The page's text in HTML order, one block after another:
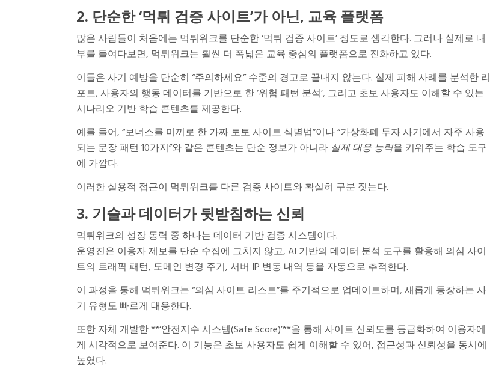
2. 단순한 ‘먹튀 검증 사이트’가 아닌, 교육 플랫폼
많은 사람들이 처음에는 먹튀위크를 단순한 ‘먹튀 검증 사이트’ 정도로 생각한다. 그러나 실제로 내
부를 들여다보면, 먹튀위크는 훨씬 더 폭넓은 교육 중심의 플랫폼으로 진화하고 있다.
이들은 사기 예방을 단순히 “주의하세요” 수준의 경고로 끝내지 않는다. 실제 피해 사례를 분석한 리
포트, 사용자의 행동 데이터를 기반으로 한 ‘위험 패턴 분석’, 그리고 초보 사용자도 이해할 수 있는
시나리오 기반 학습 콘텐츠를 제공한다.
예를 들어, “보너스를 미끼로 한 가짜 토토 사이트 식별법”이나 “가상화폐 투자 사기에서 자주 사용
되는 문장 패턴 10가지”와 같은 콘텐츠는 단순 정보가 아니라 실제 대응 능력을 키워주는 학습 도구
에 가깝다.
이러한 실용적 접근이 먹튀위크를 다른 검증 사이트와 확실히 구분 짓는다.
3. 기술과 데이터가 뒷받침하는 신뢰
먹튀위크의 성장 동력 중 하나는 데이터 기반 검증 시스템이다.
운영진은 이용자 제보를 단순 수집에 그치지 않고, AI 기반의 데이터 분석 도구를 활용해 의심 사이
트의 트래픽 패턴, 도메인 변경 주기, 서버 IP 변동 내역 등을 자동으로 추적한다.
이 과정을 통해 먹튀위크는 “의심 사이트 리스트”를 주기적으로 업데이트하며, 새롭게 등장하는 사
기 유형도 빠르게 대응한다.
또한 자체 개발한 **‘안전지수 시스템(Safe Score)’**을 통해 사이트 신뢰도를 등급화하여 이용자에
게 시각적으로 보여준다. 이 기능은 초보 사용자도 쉽게 이해할 수 있어, 접근성과 신뢰성을 동시에
높였다.